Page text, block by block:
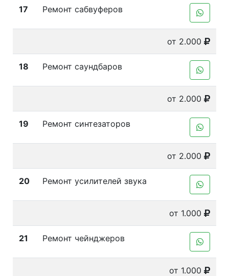
17 Ремонт сабвуферов
от 2.000
18 Ремонт саундбаров
от 2.000
19 Ремонт синтезаторов
от 2.000
20 Ремонт усилителей звука
от 1.000
21 Ремонт чейнджеров
от 1.000